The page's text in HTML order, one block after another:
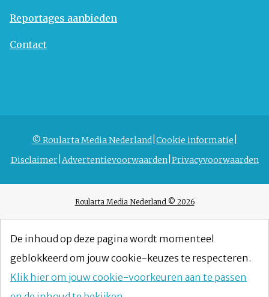
Reportages aanbieden
Contact
© Roularta Media Nederland Cookie informatie
Disclaimer Advertentievoorwaarden Privacyvoorwaarden
Roularta Media Nederland © 2026
De inhoud op deze pagina wordt momenteel
geblokkeerd om jouw cookie-keuzes te respecteren.
Klik hier om jouw cookie-voorkeuren aan te passen